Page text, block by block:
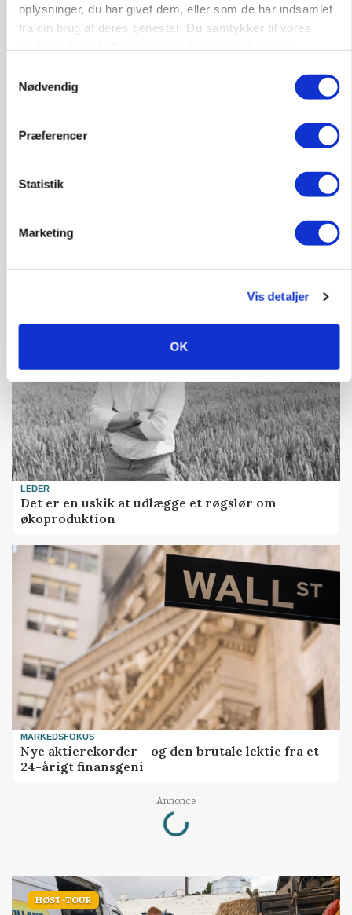
oplysninger, du har givet dem, eller som de har indsamlet
fra din brug af deres tjenester. Du samtykker til vores
Nødvendig
Præferencer
Statistik
Marketing
Vis detaljer
OK
32.500 stipladser skifter slagteri: En af landets
Danish Crown
LEDER
Det er en uskik at udlægge et røgslør om
økoproduktion
MARKEDSFOKUS
Nye aktierekorder – og den brutale lektie fra et
24-årigt finansgeni
Annonce
Loading...
HØST-TOUR